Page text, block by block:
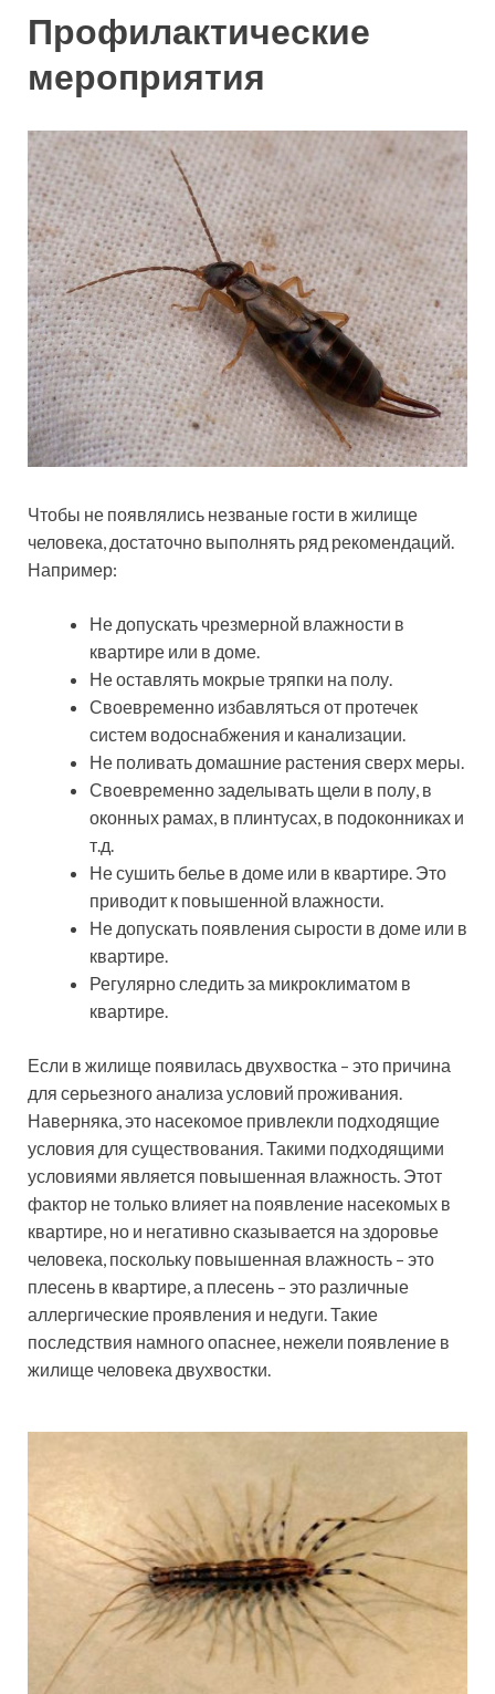
Профилактические
мероприятия
Чтобы не появлялись незваные гости в жилище
человека, достаточно выполнять ряд рекомендаций.
Например:
Не допускать чрезмерной влажности в
квартире или в доме.
Не оставлять мокрые тряпки на полу.
Своевременно избавляться от протечек
систем водоснабжения и канализации.
Не поливать домашние растения сверх меры.
Своевременно заделывать щели в полу, в
оконных рамах, в плинтусах, в подоконниках и
т.д.
Не сушить белье в доме или в квартире. Это
приводит к повышенной влажности.
Не допускать появления сырости в доме или в
квартире.
Регулярно следить за микроклиматом в
квартире.
Если в жилище появилась двухвостка – это причина
для серьезного анализа условий проживания.
Наверняка, это насекомое привлекли подходящие
условия для существования. Такими подходящими
условиями является повышенная влажность. Этот
фактор не только влияет на появление насекомых в
квартире, но и негативно сказывается на здоровье
человека, поскольку повышенная влажность – это
плесень в квартире, а плесень – это различные
аллергические проявления и недуги. Такие
последствия намного опаснее, нежели появление в
жилище человека двухвостки.